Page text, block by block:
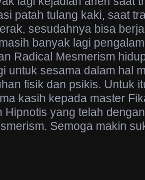
patah tulang kaki, saat
sesudahnya bisa
banyak lagi
Radical Mesmerism
untuk sesama dalam hal
fisik dan psikis. Untuk
kasih kepada master
Hipnotis yang telah
Semoga makin